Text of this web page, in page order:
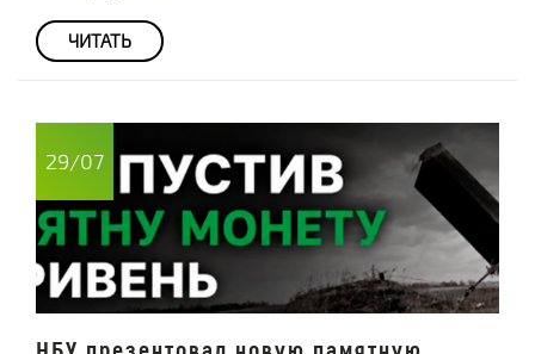
ЧИТАТЬ
29/07